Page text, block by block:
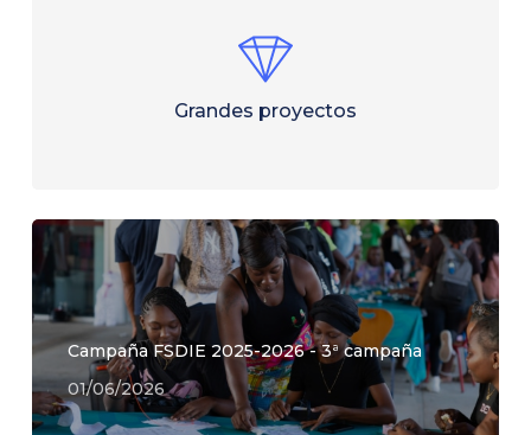
Grandes proyectos
Campaña FSDIE 2025-2026 - 3ª campaña
01/06/2026